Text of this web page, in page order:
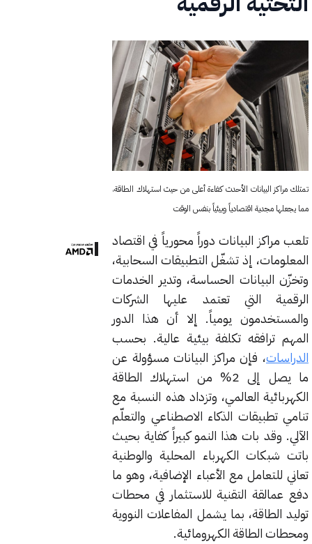
تمتلك مراكز البيانات الأحدث كفاءة أعلى من حيث استهلاك الطاقة،
مما يجعلها مجدية اقتصادياً وبيئياً بنفس الوقت
تلعب مراكز البيانات دوراً محورياً في اقتصاد
المعلومات، إذ تشغّل التطبيقات السحابية،
وتخزّن البيانات الحساسة، وتدير الخدمات
الرقمية التي تعتمد عليها الشركات
والمستخدمون يومياً. إلا أن هذا الدور
المهم ترافقه تكلفة بيئية عالية. بحسب
الدراسات، فإن مراكز البيانات مسؤولة عن
ما يصل إلى 2% من استهلاك الطاقة
الكهربائية العالمي، وتزداد هذه النسبة مع
تنامي تطبيقات الذكاء الاصطناعي والتعلّم
الآلي. وقد بات هذا النمو كبيراً كفاية بحيث
باتت شبكات الكهرباء المحلية والوطنية
تعاني للتعامل مع الأعباء الإضافية، وهو ما
دفع عمالقة التقنية للاستثمار في محطات
توليد الطاقة، بما يشمل المفاعلات النووية
ومحطات الطاقة الكهرومائية.